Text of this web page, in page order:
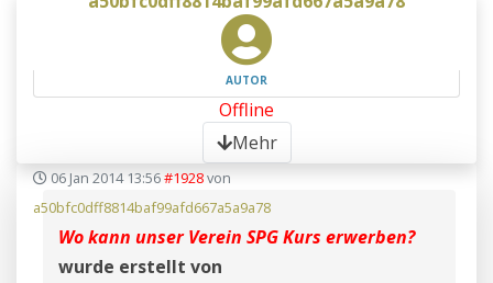
AUTOR
Offline
Mehr
06 Jan 2014 13:56#1928von
a50bfc0dff8814baf99afd667a5a9a78
Wo kann unser Verein SPG Kurs erwerben?
wurde erstellt von